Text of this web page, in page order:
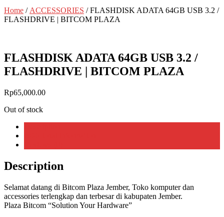
Home / ACCESSORIES / FLASHDISK ADATA 64GB USB 3.2 /
FLASHDRIVE | BITCOM PLAZA
FLASHDISK ADATA 64GB USB 3.2 /
FLASHDRIVE | BITCOM PLAZA
Rp65,000.00
Out of stock
Description
Selamat datang di Bitcom Plaza Jember, Toko komputer dan
accessories terlengkap dan terbesar di kabupaten Jember.
Plaza Bitcom “Solution Your Hardware”